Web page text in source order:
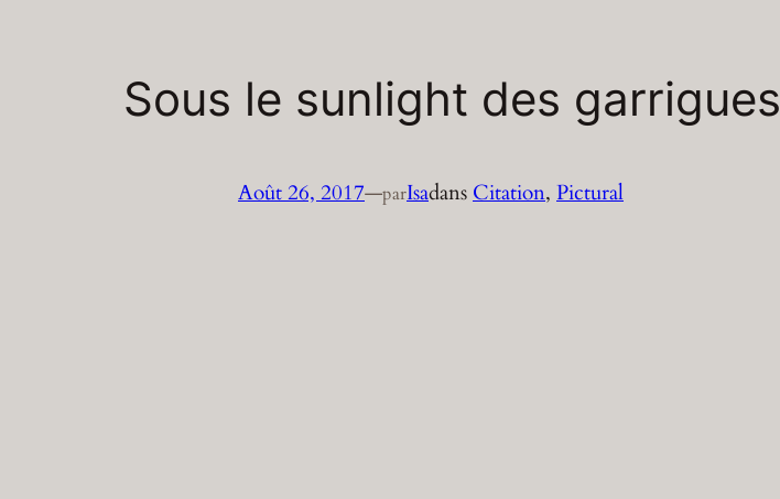
Sous le sunlight des garrigues
Août 26, 2017—parIsadans Citation, Pictural